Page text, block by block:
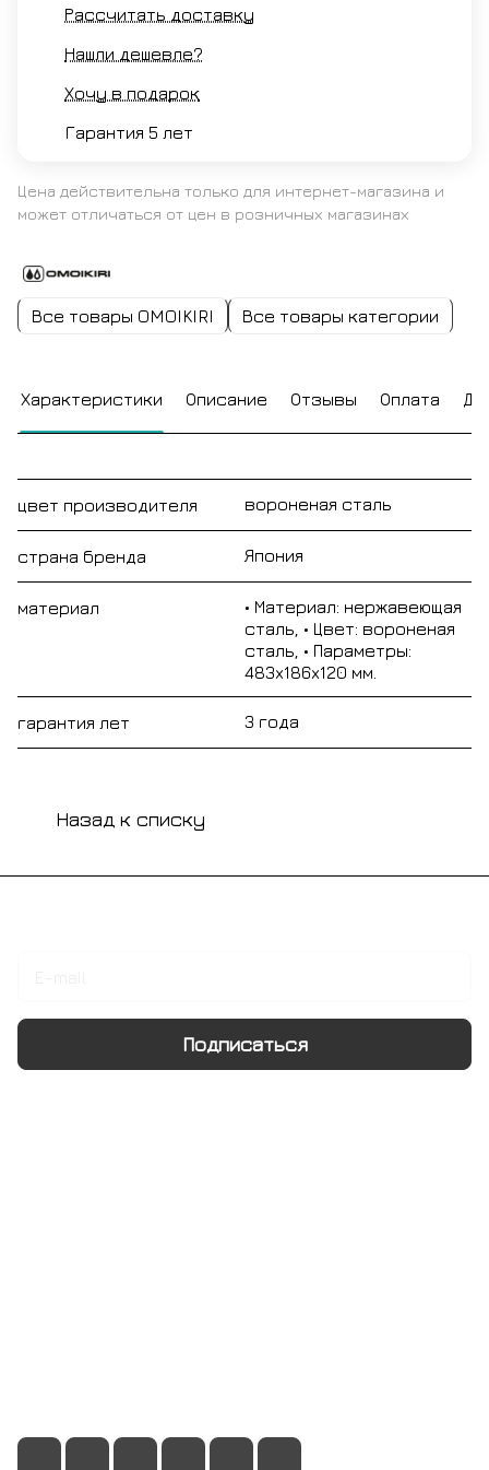
Рассчитать доставку
Нашли дешевле?
Хочу в подарок
Гарантия 5 лет
Цена действительна только для интернет-магазина и
может отличаться от цен в розничных магазинах
Все товары OMOIKIRI Все товары категории
Характеристики Описание Отзывы Оплата
цвет производителя вороненая сталь
страна бренда Япония
материал
• Материал: нержавеющая
сталь, • Цвет: вороненая
сталь, • Параметры:
483x186x120 мм.
гарантия лет 3 года
Назад к списку
Подписаться